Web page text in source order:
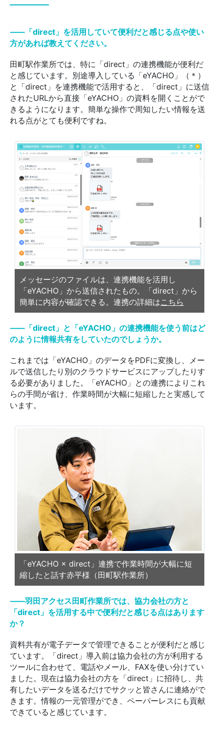
⸺「direct」を活用していて便利だと感じる点や使い
方があれば教えてください。
田町駅作業所では、特に「direct」の連携機能が便利だ
と感じています。別途導入している「eYACHO」（＊）
と「direct」を連携機能で活用すると、「direct」に送信
されたURLから直接「eYACHO」の資料を開くことがで
きるようになります。簡単な操作で周知したい情報を送
れる点がとても便利ですね。
メッセージのファイルは、連携機能を活用し
「eYACHO」から送信されたもの。「direct」から
簡単に内容が確認できる。連携の詳細はこちら
⸺「direct」と「eYACHO」の連携機能を使う前はど
のように情報共有をしていたのでしょうか。
これまでは「eYACHO」のデータをPDFに変換し、メー
ルで送信したり別のクラウドサービスにアップしたりす
る必要がありました。「eYACHO」との連携によりこれ
らの手間が省け、作業時間が大幅に短縮したと実感して
います。
「eYACHO × direct」連携で作業時間が大幅に短
縮したと話す赤平様（田町駅作業所）
⸺羽田アクセス田町作業所では、協力会社の方と
「direct」を活用する中で便利だと感じる点はあります
か？
資料共有が電子データで管理できることが便利だと感じ
ています。「direct」導入前は協力会社の方が利用する
ツールに合わせて、電話やメール、FAXを使い分けてい
ました。現在は協力会社の方を「direct」に招待し、共
有したいデータを送るだけでサクッと皆さんに連絡がで
きます。情報の一元管理ができ、ペーパーレスにも貢献
できていると感じています。